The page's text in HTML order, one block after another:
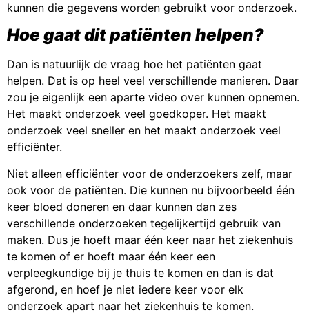
kunnen die gegevens worden gebruikt voor onderzoek.
Hoe gaat dit patiënten helpen?
Dan is natuurlijk de vraag hoe het patiënten gaat
helpen. Dat is op heel veel verschillende manieren. Daar
zou je eigenlijk een aparte video over kunnen opnemen.
Het maakt onderzoek veel goedkoper. Het maakt
onderzoek veel sneller en het maakt onderzoek veel
efficiënter.
Niet alleen efficiënter voor de onderzoekers zelf, maar
ook voor de patiënten. Die kunnen nu bijvoorbeeld één
keer bloed doneren en daar kunnen dan zes
verschillende onderzoeken tegelijkertijd gebruik van
maken. Dus je hoeft maar één keer naar het ziekenhuis
te komen of er hoeft maar één keer een
verpleegkundige bij je thuis te komen en dan is dat
afgerond, en hoef je niet iedere keer voor elk
onderzoek apart naar het ziekenhuis te komen.